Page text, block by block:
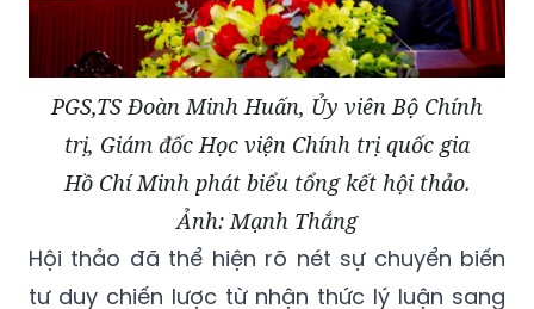
PGS,TS Đoàn Minh Huấn, Ủy viên Bộ Chính
trị, Giám đốc Học viện Chính trị quốc gia
Hồ Chí Minh phát biểu tổng kết hội thảo.
Ảnh: Mạnh Thắng
Hội thảo đã thể hiện rõ nét sự chuyển biến
tư duy chiến lược từ nhận thức lý luận sang